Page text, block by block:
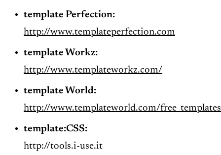
template Perfection:
http://www.templateperfection.com
template Workz:
http://www.templateworkz.com/
template World:
http://www.templateworld.com/
template:CSS:
http://tools.i-use.it